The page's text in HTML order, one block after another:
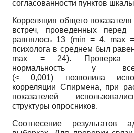
согласованности пунктов
Корреляция общего
встреч, проведенных
равнялось 13 (min = 4, max
психолога в среднем был
max = 24). Проверка
нормальность у
(< 0,001) позволила
корреляции Спирмена, при
показателей
структуры опросников.
Соотнесение результатов